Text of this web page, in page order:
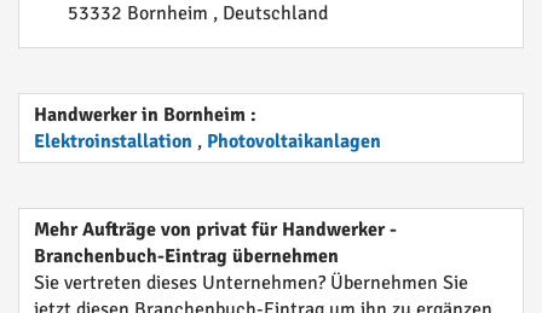
53332 Bornheim , Deutschland
Handwerker in Bornheim :
Elektroinstallation , Photovoltaikanlagen
Mehr Aufträge von privat für Handwerker -
Branchenbuch-Eintrag übernehmen
Sie vertreten dieses Unternehmen? Übernehmen Sie